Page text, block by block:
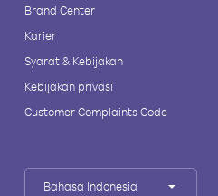
Brand Center
Karier
Syarat & Kebijakan
Kebijakan privasi
Customer Complaints Code
Bahasa Indonesia